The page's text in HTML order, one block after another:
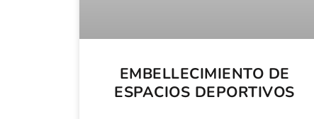
EMBELLECIMIENTO DE
ESPACIOS DEPORTIVOS